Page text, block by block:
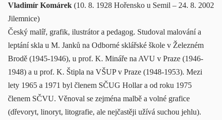
Vladimír Komárek (10. 8. 1928 Hořensko u Semil – 24. 8. 2002
Jilemnice)
Český malíř, grafik, ilustrátor a pedagog. Studoval malování a
leptání skla u M. Janků na Odborné sklářské škole v Železném
Brodě (1945-1946), u prof. K. Mináře na AVU v Praze (1946-
1948) a u prof. K. Štipla na VŠUP v Praze (1948-1953). Mezi
lety 1965 a 1971 byl členem SČUG Hollar a od roku 1975
členem SČVU. Věnoval se zejména malbě a volné grafice
(dřevoryt, linoryt, litografie, ale nejčastěji užívá suchou jehlu).